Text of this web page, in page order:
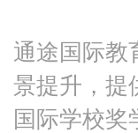
通途国际教
景提升，提
国际学校